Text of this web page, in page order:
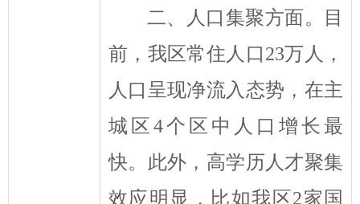
二、人 口 集聚方面。
目
前，我区常住人口 23万人，
人口呈现净流入态势，在主
城区 4个区中人口增长最
快。此外，高学历人才聚集
效应明显， 比如我区 2家国